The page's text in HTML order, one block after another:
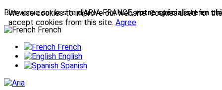
Bienvenue sur le site d'ARIA FRANCE,votre spécialiste en
French
French
English
Spanish
We use cookies to improve our website. Cookies used for
accept cookies from this site. Agree